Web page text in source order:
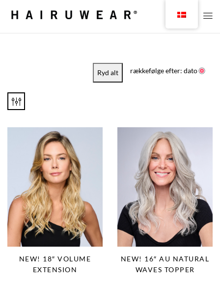
Ryd alt rækkefølge efter: dato
NEW! 18″ VOLUME
EXTENSION
NEW! 16″ AU NATURAL
WAVES TOPPER